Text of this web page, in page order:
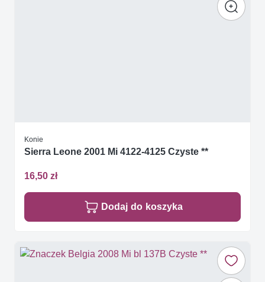
Konie
Sierra Leone 2001 Mi 4122-4125 Czyste **
16,50 zł
Dodaj do koszyka